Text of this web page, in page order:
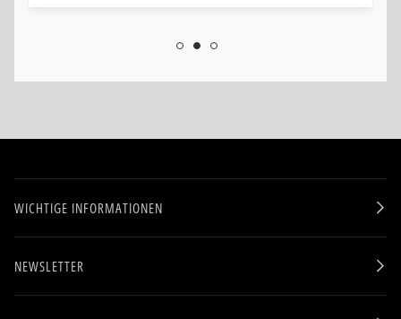
WICHTIGE INFORMATIONEN
NEWSLETTER